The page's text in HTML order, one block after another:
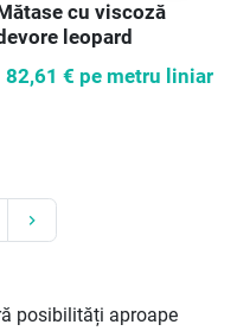
Mătase cu viscoză
leopard
82,61 € pe metru liniar
keyboard_arrow_right
posibilități aproape